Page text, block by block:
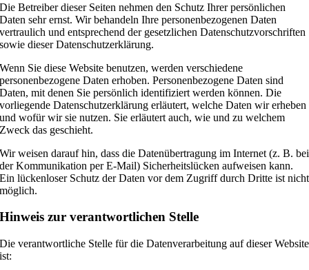
Die Betreiber dieser Seiten nehmen den Schutz Ihrer persönlichen
Daten sehr ernst. Wir behandeln Ihre personenbezogenen Daten
vertraulich und entsprechend der gesetzlichen Datenschutzvorschriften
sowie dieser Datenschutzerklärung.
Wenn Sie diese Website benutzen, werden verschiedene
personenbezogene Daten erhoben. Personenbezogene Daten sind
Daten, mit denen Sie persönlich identifiziert werden können. Die
vorliegende Datenschutzerklärung erläutert, welche Daten wir erheben
und wofür wir sie nutzen. Sie erläutert auch, wie und zu welchem
Zweck das geschieht.
Wir weisen darauf hin, dass die Datenübertragung im Internet (z. B. bei
der Kommunikation per E-Mail) Sicherheitslücken aufweisen kann.
Ein lückenloser Schutz der Daten vor dem Zugriff durch Dritte ist nicht
möglich.
Hinweis zur verantwortlichen Stelle
Die verantwortliche Stelle für die Datenverarbeitung auf dieser Website
ist: